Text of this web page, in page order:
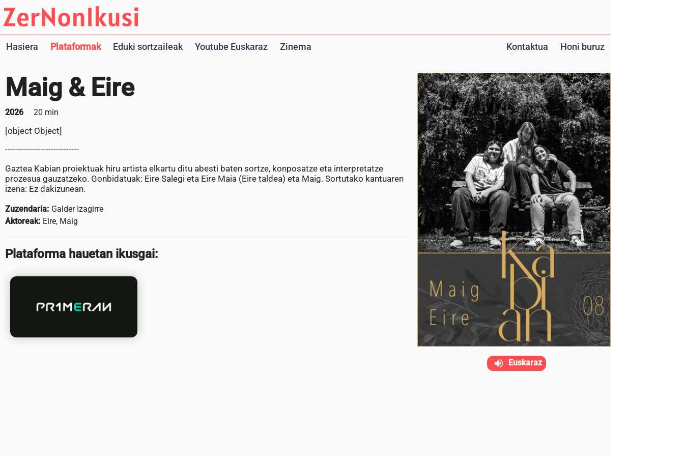
Hasiera Plataformak Eduki sortzaileak Youtube Euskaraz Zinema Kontaktua Honi buruz
Maig & Eire
2026 20 min
[object Object]
-----------------------------
Gaztea Kabian proiektuak hiru artista elkartu ditu abesti baten sortze, konposatze eta interpretatze
prozesua gauzatzeko. Gonbidatuak: Eire Salegi eta Eire Maia (Eire taldea) eta Maig. Sortutako kantuaren
izena: Ez dakizunean.
Zuzendaria: Galder Izagirre
Aktoreak: Eire, Maig
Plataforma hauetan ikusgai:
Euskaraz